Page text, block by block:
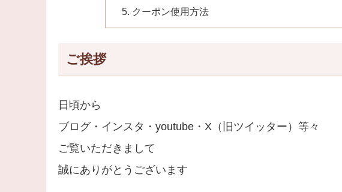
クーポン使用方法
ご挨拶
日頃から
ブログ・インスタ・youtube・X（旧ツイッター）等々
ご覧いただきまして
誠にありがとうございます